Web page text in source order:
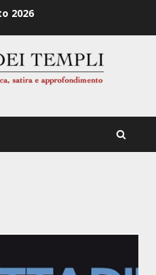
2026